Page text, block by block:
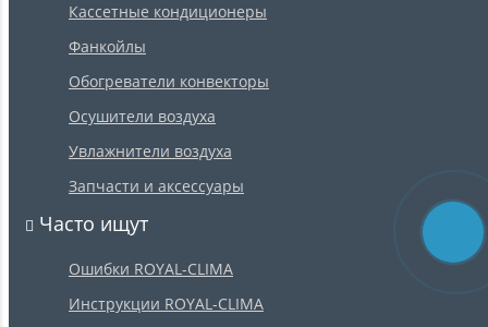
Кассетные кондиционеры
Фанкойлы
Обогреватели конвекторы
Осушители воздуха
Увлажнители воздуха
Запчасти и аксессуары
Часто ищут
Ошибки ROYAL-CLIMA
Инструкции ROYAL-CLIMA